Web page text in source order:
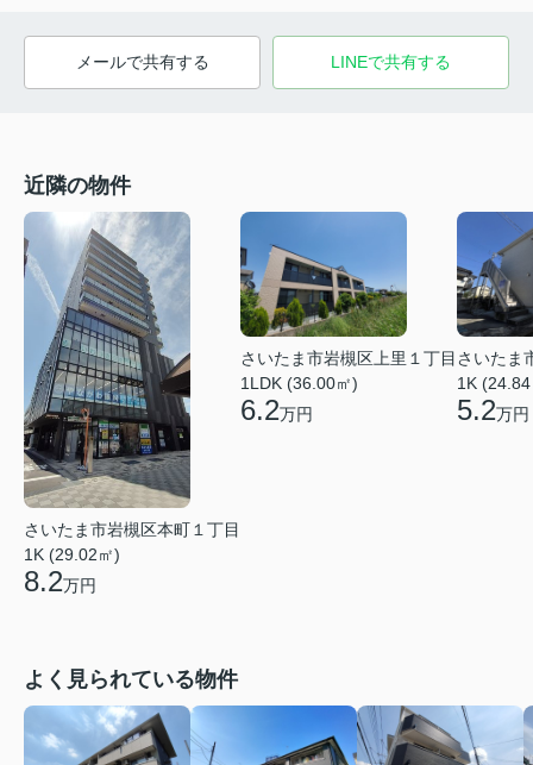
メールで共有する LINEで共有する
近隣の物件
さいたま市岩槻区本町１丁目
1K (29.02㎡)
8.2万円
さいたま市岩槻区上里１丁目
1LDK (36.00㎡)
6.2万円
さいたま
1K
5.2万円
よく見られている物件